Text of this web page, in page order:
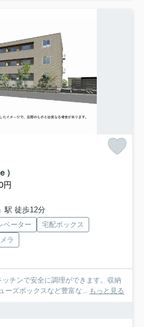
）
円
駅 徒歩12分
ベーター
宅配ボックス
ラ
チンで安全に調理ができます。収納
ーズボックスなど豊富な... もっと見る